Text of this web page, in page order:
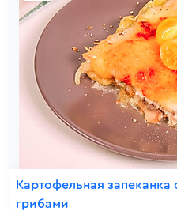
Картофельная
грибами